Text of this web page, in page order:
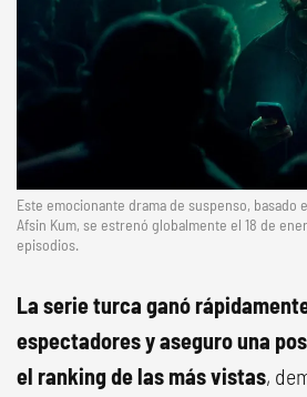
Este emocionante drama de suspenso, basado
Afsin Kum, se estrenó globalmente el 18 de
episodios.
La serie turca ganó
espectadores y aseguro una
el ranking de las más vistas,